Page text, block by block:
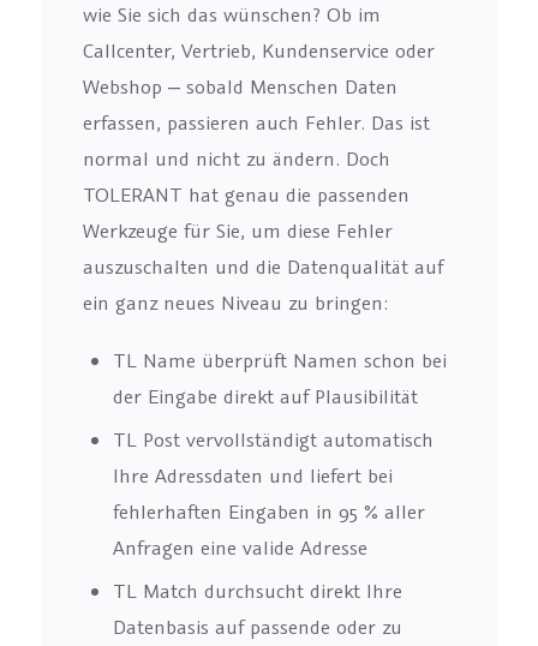
wie Sie sich das wünschen? Ob im
Callcenter, Vertrieb, Kundenservice oder
Webshop ‒ sobald Menschen Daten
erfassen, passieren auch Fehler. Das ist
normal und nicht zu ändern. Doch
TOLERANT hat genau die passenden
Werkzeuge für Sie, um diese Fehler
auszuschalten und die Datenqualität auf
ein ganz neues Niveau zu bringen:
TL Name überprüft Namen schon bei
der Eingabe direkt auf Plausibilität
TL Post vervollständigt automatisch
Ihre Adressdaten und liefert bei
fehlerhaften Eingaben in 95 % aller
Anfragen eine valide Adresse
TL Match durchsucht direkt Ihre
Datenbasis auf passende oder zu